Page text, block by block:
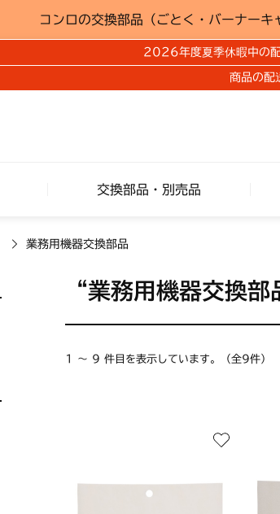
コンロの交換部品（ごとく・バーナー
2026年度夏季休暇中の
商品の配
交換部品・別売品
業務用機器交換部品
“業務用機器交換
1 ～ 9 件目を表示しています。（全9件）